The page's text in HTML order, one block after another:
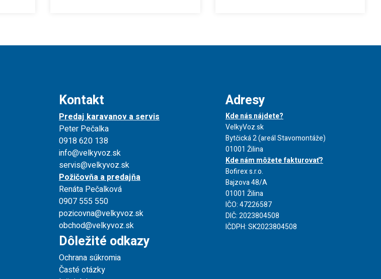
Kontakt
Predaj karavanov a servis
Peter Pečalka
0918 620 138
info@velkyvoz.sk
servis@velkyvoz.sk
Požičovňa a predajňa
Renáta Pečalková
0907 555 550
pozicovna@velkyvoz.sk
obchod@velkyvoz.sk
Dôležité odkazy
Ochrana súkromia
Časté otázky
Adresy
Kde nás nájdete?
VelkyVoz.sk
Bytčická 2 (areál Stavomontáže)
01001 Žilina
Kde nám môžete fakturovať?
Bofirex s.r.o.
Bajzova 48/A
01001 Žilina
IČO: 47226587
DIČ: 2023804508
IČDPH: SK2023804508